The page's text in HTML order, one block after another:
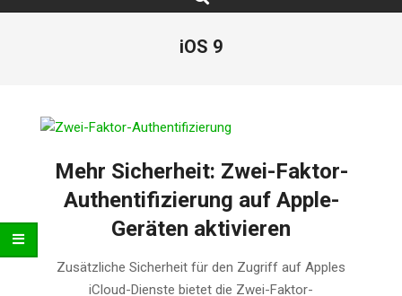
Navigation
iOS 9
Mehr Sicherheit: Zwei-Faktor-
Authentifizierung auf Apple-
Geräten aktivieren
06-Zusätzliche Sicherheit für den Zugriff auf Apples
iCloud-Dienste bietet die Zwei-Faktor-